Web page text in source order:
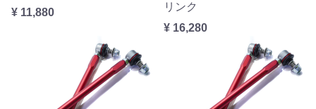
¥ 11,880
リンク
¥ 16,280